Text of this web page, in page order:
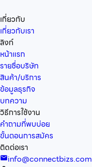
เกี่ยวกับ
เกี่ยวกับเรา
ลิงก์
หน้าแรก
รายชื่อบริษัท
สินค้า/บริการ
ข้อมูลธุรกิจ
บทความ
วิธีการใช้งาน
คำถามที่พบบ่อย
ขั้นตอนการสมัคร
ติดต่อเรา
info@connectbizs.com